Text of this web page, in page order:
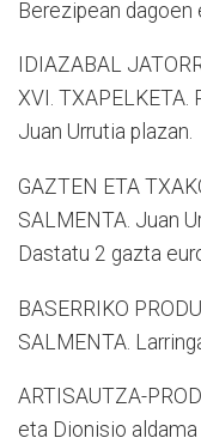
Berezipean dagoen
IDIAZABAL
XVI. TXAPELKETA.
Juan Urrutia plazan.
GAZTEN ETA
SALMENTA. Juan
Dastatu 2 gazta
BASERRIKO
SALMENTA.
ARTISAUTZA-
eta Dionisio aldama